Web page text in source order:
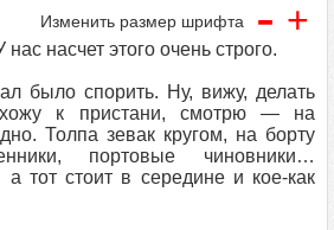
Изменить размер шрифта - +
насчет этого очень строго.
было спорить. Ну, вижу, делать
к пристани, смотрю — на
Толпа зевак кругом, на борту
портовые чиновники…
тот стоит в середине и кое-как